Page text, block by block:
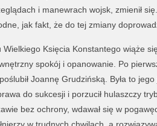
i manewrach wojsk, zmienił
jak fakt, że do tej zmiany
Wielkiego Księcia Konstantego wiąże
spokój i opanowanie. Po
Joannę Grudzińską. Była to
do sukcesji i porzucił hulaszczy
bez ochrony, wdawał się w